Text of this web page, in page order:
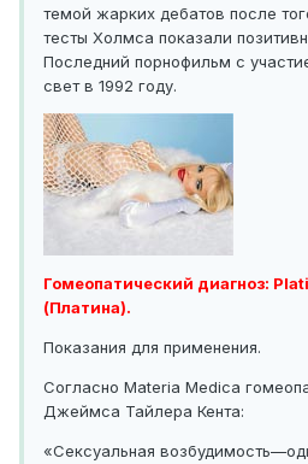
темой жарких дебатов после
тесты Холмса показали
Последний порнофильм с
свет в 1992 году.
Гомеопатический диагноз:
(Платина).
Показания для применения.
Согласно Materia Medica
Джеймса Тайлера Кента:
«Сексуальная